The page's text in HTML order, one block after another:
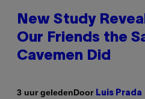
New Study
Our Friends the
Cavemen Did
3 uur geledenDoor Luis Prada